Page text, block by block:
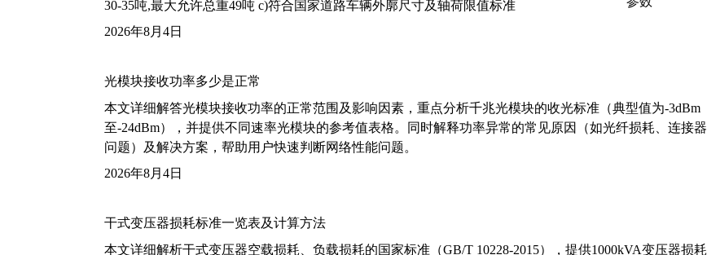
30-35吨,最大允许总重49吨 c)符合国家道路车辆外廓尺寸及轴荷限值标准
2026年8月4日
光模块接收功率多少是正常
本文详细解答光模块接收功率的正常范围及影响因素，重点分析千兆光模块的收光标准（典型值为-3dBm
至-24dBm），并提供不同速率光模块的参考值表格。同时解释功率异常的常见原因（如光纤损耗、连接器
问题）及解决方案，帮助用户快速判断网络性能问题。
2026年8月4日
干式变压器损耗标准一览表及计算方法
本文详细解析干式变压器空载损耗、负载损耗的国家标准（GB/T 10228-2015），提供1000kVA变压器损耗